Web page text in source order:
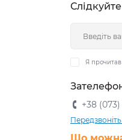
Я прочитав
+38